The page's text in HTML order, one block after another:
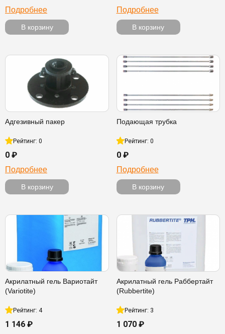
Подробнее
В корзину
Подробнее
В корзину
Адгезивный пакер
Рейтинг: 0
0 ₽
Подробнее
В корзину
Подающая трубка
Рейтинг: 0
0 ₽
Подробнее
В корзину
Акрилатный гель Вариотайт
(Variotite)
Рейтинг: 4
1 146 ₽
Акрилатный гель Раббертайт
(Rubbertite)
Рейтинг: 3
1 070 ₽